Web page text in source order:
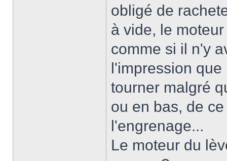
obligé de
à vide, le
comme si il n'y
l'impression
tourner malgré
ou en bas, de
l'engrenage...
Le moteur du